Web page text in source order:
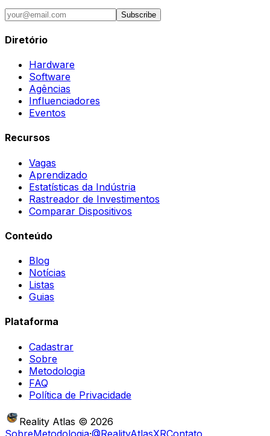
Subscribe
Diretório
Hardware
Software
Agências
Influenciadores
Eventos
Recursos
Vagas
Aprendizado
Estatísticas da Indústria
Rastreador de Investimentos
Comparar Dispositivos
Conteúdo
Blog
Notícias
Listas
Guias
Plataforma
Cadastrar
Sobre
Metodologia
FAQ
Política de Privacidade
Reality Atlas © 2026
SobreMetodologia·@RealityAtlasXRContato